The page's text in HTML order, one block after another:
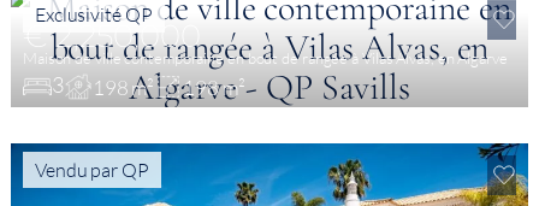
€ 2,250,000
Maison de ville contemporaine en bout de rangée à Vilas Alvas, en Algarve
3 198 m² 198 m²
Exclusivité QP
Vendu par QP